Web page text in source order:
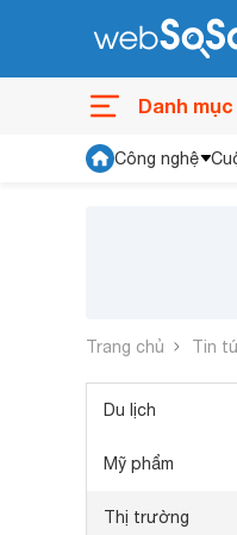
Danh
Công nghệ
Trang chủ Tin
Du lịch
Mỹ phẩm
Thị trường